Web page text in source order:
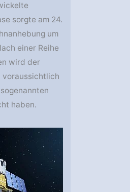
sorgte am 24.
um
einer Reihe
wird der
voraussichtlich
haben.